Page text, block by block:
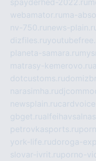
webamator.ru ma-
nv-750.ru news-
dizfiles.ru
planeta-samara.ru
matrasy-kemerovo.ru
dotcustoms.ru
narasimha.ru
newsplain.ru
gbget.ru
petrovkasports.ru
york-life.rudoroga-
slovar-ivrit.ruporno-